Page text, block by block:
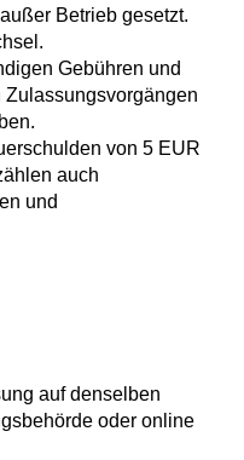
Betrieb gesetzt.
Gebühren und
von 5 EUR
auch
und
auf denselben
oder online